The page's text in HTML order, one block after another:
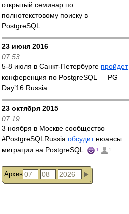
открытый семинар по
полнотекстовому поиску в
PostgreSQL
23 июня 2016
07:53
5-8 июля в Санкт-Петербурге пройдет
конференция по PostgreSQL — PG
Day’16 Russia
23 октября 2015
07:19
3 ноября в Москве сообщество
#PostgreSQLRussiaобсудитнюансы
миграции на PostgreSQL
1 1
Архив